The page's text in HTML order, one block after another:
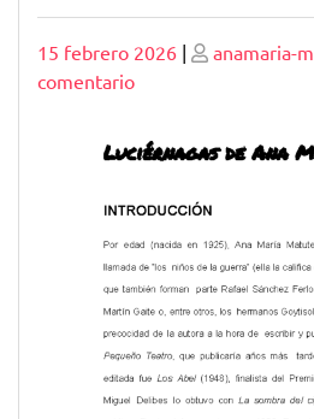
Publicado
15 febrero 2026 | Publicado
anamaria-
comentarioen
de
‘Luciérnagas’
María
Matute:
Un
Cuento
Evocador
sobre